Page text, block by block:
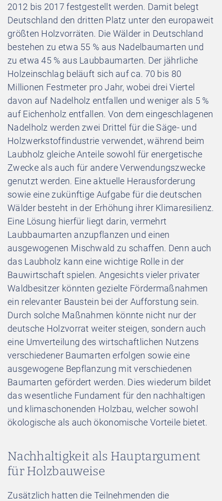
2012 bis 2017 festgestellt werden. Damit belegt
Deutschland den dritten Platz unter den europaweit
größten Holzvorräten. Die Wälder in Deutschland
bestehen zu etwa 55 % aus Nadelbaumarten und
zu etwa 45 % aus Laubbaumarten. Der jährliche
Holzeinschlag beläuft sich auf ca. 70 bis 80
Millionen Festmeter pro Jahr, wobei drei Viertel
davon auf Nadelholz entfallen und weniger als 5 %
auf Eichenholz entfallen. Von dem eingeschlagenen
Nadelholz werden zwei Drittel für die Säge- und
Holzwerkstoffindustrie verwendet, während beim
Laubholz gleiche Anteile sowohl für energetische
Zwecke als auch für andere Verwendungszwecke
genutzt werden. Eine aktuelle Herausforderung
sowie eine zukünftige Aufgabe für die deutschen
Wälder besteht in der Erhöhung ihrer Klimaresilienz.
Eine Lösung hierfür liegt darin, vermehrt
Laubbaumarten anzupflanzen und einen
ausgewogenen Mischwald zu schaffen. Denn auch
das Laubholz kann eine wichtige Rolle in der
Bauwirtschaft spielen. Angesichts vieler privater
Waldbesitzer könnten gezielte Fördermaßnahmen
ein relevanter Baustein bei der Aufforstung sein.
Durch solche Maßnahmen könnte nicht nur der
deutsche Holzvorrat weiter steigen, sondern auch
eine Umverteilung des wirtschaftlichen Nutzens
verschiedener Baumarten erfolgen sowie eine
ausgewogene Bepflanzung mit verschiedenen
Baumarten gefördert werden. Dies wiederum bildet
das wesentliche Fundament für den nachhaltigen
und klimaschonenden Holzbau, welcher sowohl
ökologische als auch ökonomische Vorteile bietet.
Nachhaltigkeit als Hauptargument
für Holzbauweise
Zusätzlich hatten die Teilnehmenden die